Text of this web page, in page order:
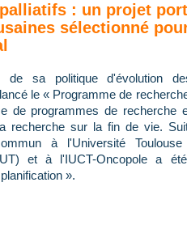
: un projet
sélectionné
sa politique d'évolution
le « Programme de
de programmes de recherche
recherche sur la fin de vie.
à l'Université
et à l'IUCT-Oncopole a
».